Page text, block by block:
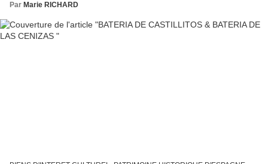
Par Marie RICHARD